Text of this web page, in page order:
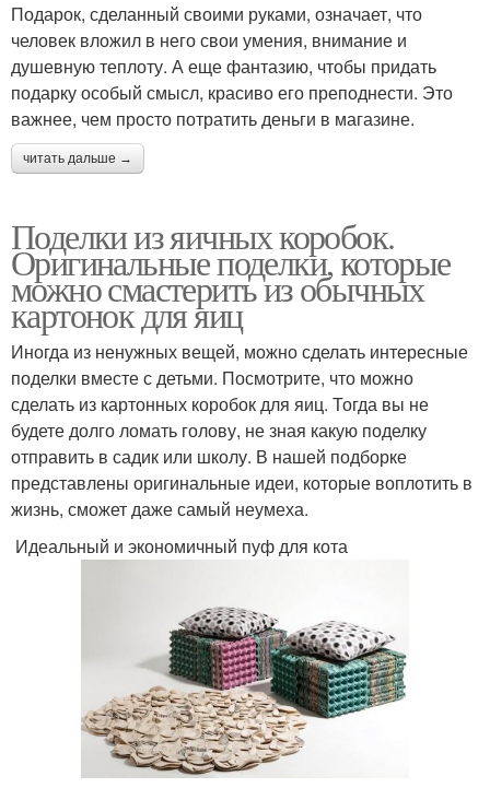
Подарок, сделанный своими руками, означает, что
человек вложил в него свои умения, внимание и
душевную теплоту. А еще фантазию, чтобы придать
подарку особый смысл, красиво его преподнести. Это
важнее, чем просто потратить деньги в магазине.
читать дальше →
Поделки из яичных коробок.
Оригинальные поделки, которые
можно смастерить из обычных
картонок для яиц
Иногда из ненужных вещей, можно сделать интересные
поделки вместе с детьми. Посмотрите, что можно
сделать из картонных коробок для яиц. Тогда вы не
будете долго ломать голову, не зная какую поделку
отправить в садик или школу. В нашей подборке
представлены оригинальные идеи, которые воплотить в
жизнь, сможет даже самый неумеха.
Идеальный и экономичный пуф для кота